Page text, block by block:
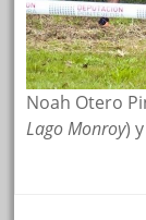
Noah Otero
Lago Monroy)